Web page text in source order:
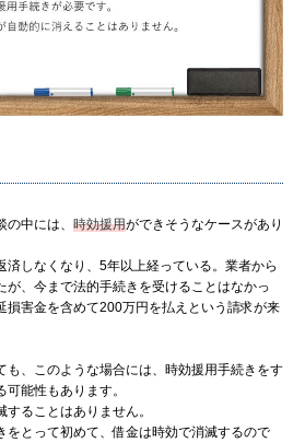
中には、 時効援用ができそうなケースがあり
済しなくなり、5年以上経っている。業者から
が、今まで法的手続きを受けることはなかっ
損害金を含めて200万円を払えという請求が来
も、このような場合には、時効援用手続きをす
能性もあります。
ることはありません。
をとって初めて、借金は時効で消滅するので